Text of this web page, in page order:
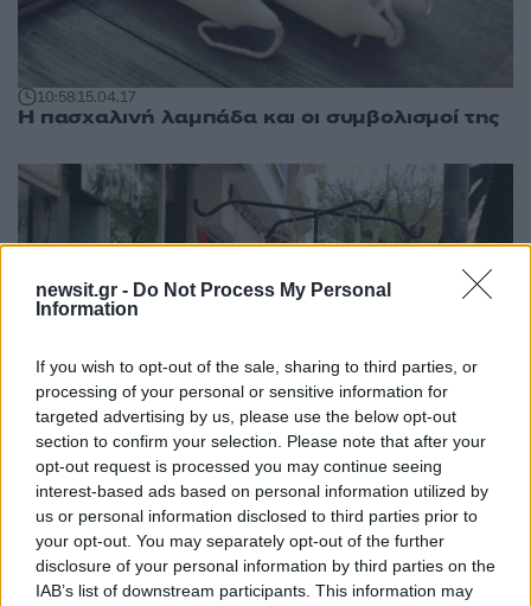
newsit.gr - Do Not Process My Personal
Information
If you wish to opt-out of the sale, sharing to third parties, or
processing of your personal or sensitive information for
targeted advertising by us, please use the below opt-out
section to confirm your selection. Please note that after your
opt-out request is processed you may continue seeing
interest-based ads based on personal information utilized by
us or personal information disclosed to third parties prior to
your opt-out. You may separately opt-out of the further
disclosure of your personal information by third parties on the
IAB’s list of downstream participants. This information may
10:5815.04.17
Η πασχαλινή λαμπάδα και οι συμβολισμοί της
10:45 15.04.17
Εορταστικό ωράριο καταστημάτων σήμερα Μ.
Σάββατο – Πότε είναι ανοιχτά